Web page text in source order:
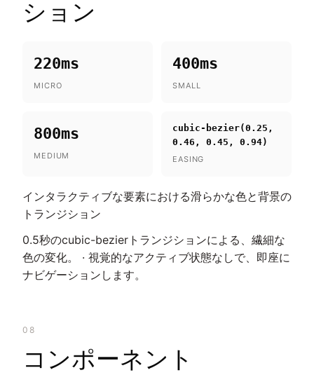
ション
220ms
MICRO
400ms
SMALL
800ms
MEDIUM
cubic-bezier(0.25,
0.46, 0.45, 0.94)
EASING
インタラクティブな要素における滑らかな色と背景の
トランジション
0.5秒のcubic-bezierトランジションによる、繊細な
色の変化。 · 視覚的なアクティブ状態なしで、即座に
ナビゲーションします。
08
コンポーネント